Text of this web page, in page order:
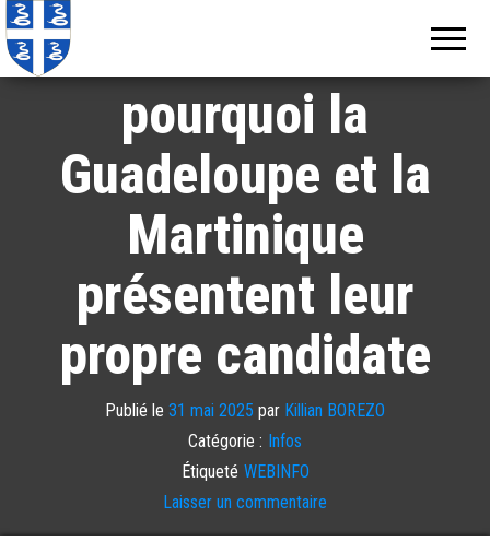
pourquoi la
Guadeloupe et la
Martinique
présentent leur
propre candidate
Publié le 31 mai 2025 par Killian BOREZO
Catégorie : Infos
Étiqueté WEBINFO
Laisser un commentaire